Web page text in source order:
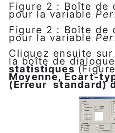
Figure 2 : Boîte de
pour la variable
Figure 2 : Boîte de
pour la variable
Cliquez ensuite sur
la boîte de
statistiques
Moyenne, Ecart-
(Erreur standard)